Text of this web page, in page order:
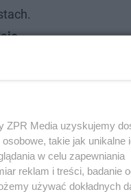
innymi w
znajdziecie trailer.
ZPR Media uzyskujemy
takie jak unikalne
w celu zapewniania
reklam i treści, badanie
używać dokładnych